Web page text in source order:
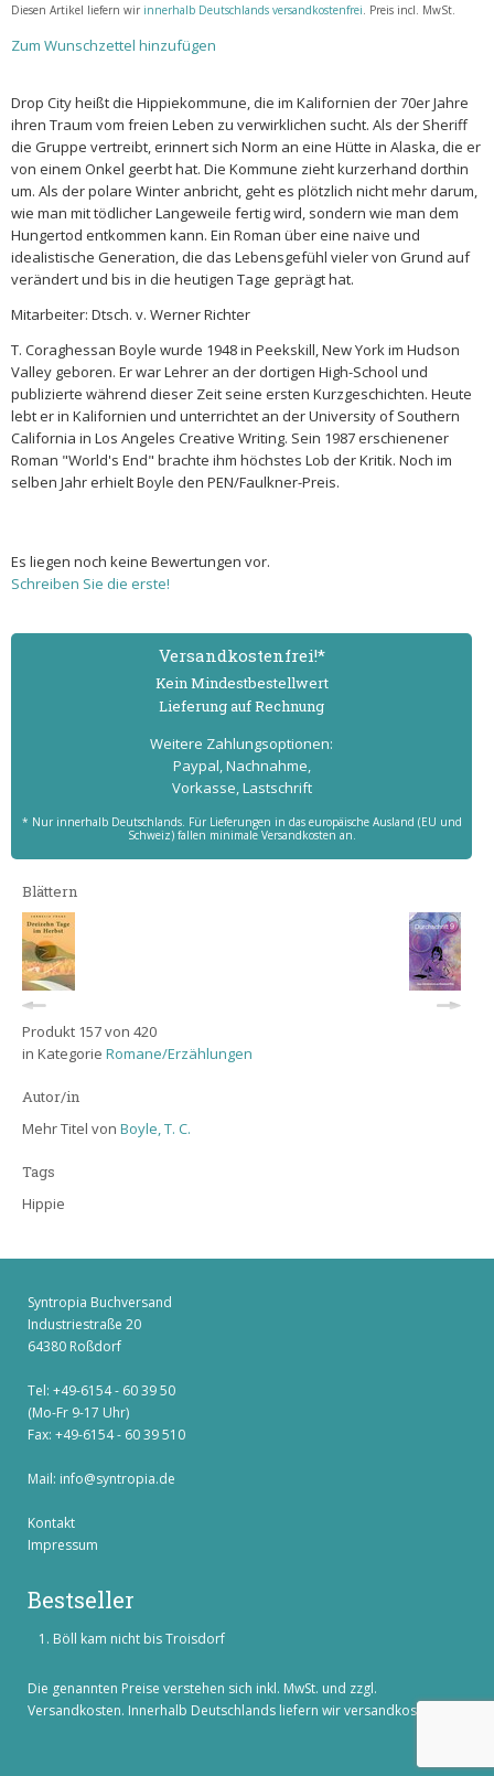
Diesen Artikel liefern wir innerhalb Deutschlands versandkostenfrei. Preis incl. MwSt.
Zum Wunschzettel hinzufügen
Drop City heißt die Hippiekommune, die im Kalifornien der 70er Jahre
ihren Traum vom freien Leben zu verwirklichen sucht. Als der Sheriff
die Gruppe vertreibt, erinnert sich Norm an eine Hütte in Alaska, die er
von einem Onkel geerbt hat. Die Kommune zieht kurzerhand dorthin
um. Als der polare Winter anbricht, geht es plötzlich nicht mehr darum,
wie man mit tödlicher Langeweile fertig wird, sondern wie man dem
Hungertod entkommen kann. Ein Roman über eine naive und
idealistische Generation, die das Lebensgefühl vieler von Grund auf
verändert und bis in die heutigen Tage geprägt hat.
Mitarbeiter: Dtsch. v. Werner Richter
T. Coraghessan Boyle wurde 1948 in Peekskill, New York im Hudson
Valley geboren. Er war Lehrer an der dortigen High-School und
publizierte während dieser Zeit seine ersten Kurzgeschichten. Heute
lebt er in Kalifornien und unterrichtet an der University of Southern
California in Los Angeles Creative Writing. Sein 1987 erschienener
Roman "World's End" brachte ihm höchstes Lob der Kritik. Noch im
selben Jahr erhielt Boyle den PEN/Faulkner-Preis.
Es liegen noch keine Bewertungen vor.
Schreiben Sie die erste!
Versand­kostenfrei!*
Kein Mindest­bestell­wert
Lieferung auf Rechnung
Weitere Zahlungs­optionen:
Paypal, Nachnahme,
Vorkasse, Lastschrift
* Nur innerhalb Deutschlands. Für Lieferungen in das europäische Ausland (EU und
Schweiz) fallen minimale Versandkosten an.
Blättern
Produkt 157 von 420
in Kategorie Romane/Erzählungen
Autor/in
Mehr Titel von Boyle, T. C.
Tags
Hippie
Syntropia Buchversand
Industriestraße 20
64380 Roßdorf
Tel: +49-6154 - 60 39 50
(Mo-Fr 9-17 Uhr)
Fax: +49-6154 - 60 39 510
Mail: info@syntropia.de
Kontakt
Impressum
Bestseller
Böll kam nicht bis Troisdorf
Die genannten Preise verstehen sich inkl. MwSt. und zzgl.
Versandkosten. Innerhalb Deutschlands liefern wir versandkostenfrei!